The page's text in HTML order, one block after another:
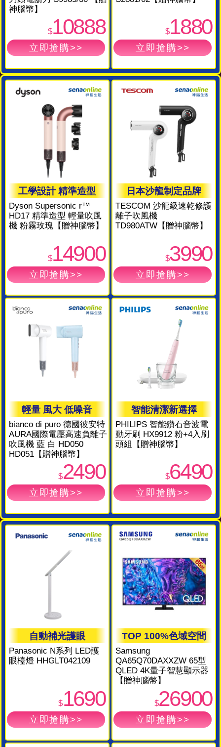
神腦幣】
$10888 $1880
工學設計 精準造型
Dyson Supersonic r™
HD17 精準造型 輕量吹風
機 粉霧玫瑰【贈神腦幣】
$14900
日本沙龍制定品牌
TESCOM 沙龍級速乾修護
離子吹風機
TD980ATW【贈神腦幣】
$3990
輕量 風大 低噪音
bianco di puro 德國彼安特
AURA國際電壓高速負離子
吹風機 藍 白 HD050
HD051【贈神腦幣】
$2490
智能清潔新選擇
PHILIPS 智能鑽石音波電
動牙刷 HX9912 粉+4入刷
頭組【贈神腦幣】
$6490
自動補光護眼
Panasonic N系列 LED護
眼檯燈 HHGLT042109
$1690
TOP 100%色域空間
Samsung
QA65Q70DAXXZW 65型
QLED 4K量子智慧顯示器
【贈神腦幣】
$26900